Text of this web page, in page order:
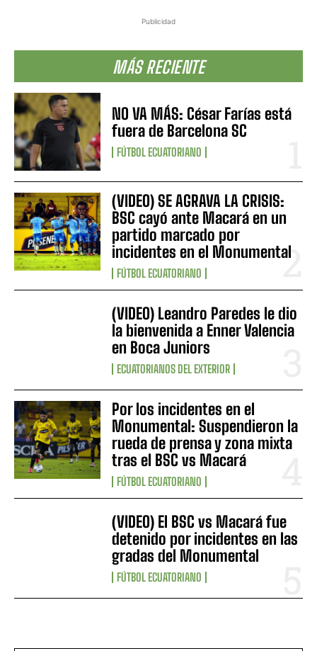
Publicidad
MÁS RECIENTE
NO VA MÁS: César Farías está
fuera de Barcelona SC
FÚTBOL ECUATORIANO
(VIDEO) SE AGRAVA LA CRISIS:
BSC cayó ante Macará en un
partido marcado por
incidentes en el Monumental
FÚTBOL ECUATORIANO
(VIDEO) Leandro Paredes le dio
la bienvenida a Enner Valencia
en Boca Juniors
ECUATORIANOS DEL EXTERIOR
Por los incidentes en el
Monumental: Suspendieron la
rueda de prensa y zona mixta
tras el BSC vs Macará
FÚTBOL ECUATORIANO
(VIDEO) El BSC vs Macará fue
detenido por incidentes en las
gradas del Monumental
FÚTBOL ECUATORIANO